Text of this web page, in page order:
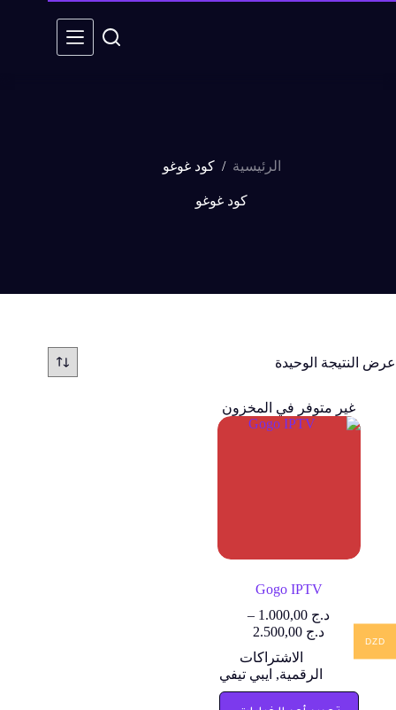
الرئيسية / كود غوغو
كود غوغو
عرض النتيجة الوحيدة
غير متوفر في المخزون
Gogo IPTV
د.ج
–
د.ج
الاشتراكات
الرقمية, ايبي تيفي
DZD